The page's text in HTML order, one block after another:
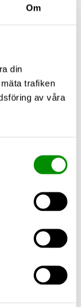
Om
din
trafiken
av våra